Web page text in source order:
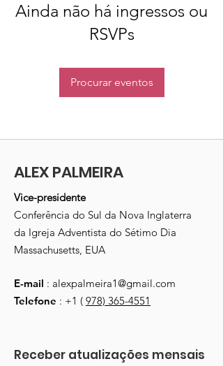
Ainda não há ingressos ou
RSVPs
Procurar eventos
ALEX PALMEIRA
Vice-presidente
Conferência do Sul da Nova Inglaterra
da Igreja Adventista do Sétimo Dia
Massachusetts, EUA
E-mail : alexpalmeira1@gmail.com
Telefone : +1 ( 978) 365-4551
Receber atualizações mensais